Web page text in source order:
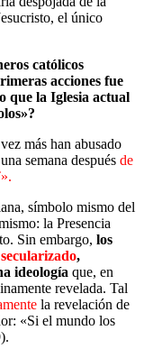
el único
católicos
acciones fue
que la Iglesia actual
más han abusado
semana después de
símbolo mismo del
la Presencia
Sin embargo, los
secularizado,
ideología que, en
revelada. Tal
la revelación de
«Si el mundo los